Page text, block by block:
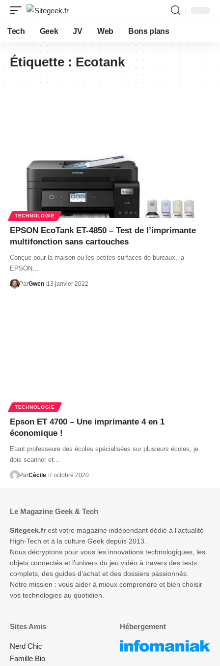
Tech Geek JV Web Bons plans
Étiquette : Ecotank
TECHNOLOGIE
EPSON EcoTank ET-4850 – Test de l’imprimante
multifonction sans cartouches
Conçue pour la maison ou les petites surfaces de bureaux, la
EPSON…
ParGwen 13 janvier 2022
TECHNOLOGIE
Epson ET 4700 – Une imprimante 4 en 1
économique !
Etant professeure des écoles spécialisées sur plusieurs écoles, je
dois scanner et…
ParCécile 7 octobre 2020
Le Magazine Geek & Tech
Sitegeek.frest votre magazine indépendant dédié à l’actualité
High-Tech et à la culture Geek depuis 2013.
Nous décryptons pour vous les innovations technologiques, les
objets connectés et l’univers du jeu vidéo à travers des tests
complets, des guides d’achat et des dossiers passionnés.
Notre mission : vous aider à mieux comprendre et bien choisir
vos technologies au quotidien.
Sites Amis
Nerd Chic
Famille Bio
Hébergement